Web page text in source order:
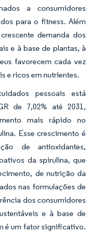
a consumidores
para o fitness. Além
demanda dos
e à base de plantas, à
favorecem cada vez
e ricos em nutrientes.
pessoais está
de 7,02% até 2031,
mais rápido no
Esse crescimento é
de antioxidantes,
da spirulina, que
de nutrição da
nas formulações de
dos consumidores
e à base de
é um fator significativo.